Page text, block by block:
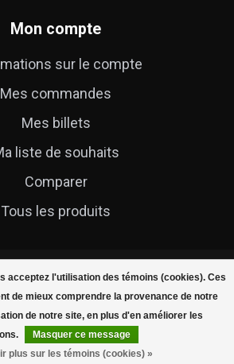
acceptez l'utilisation des témoins (cookies). Ces
de mieux comprendre la provenance de notre
de notre site, en plus d'en améliorer les
Masquer ce message
plus sur les témoins (cookies) »
Mon compte
sur le compte
Mes commandes
Mes billets
liste de souhaits
Comparer
Tous les produits
2026 Cycle Technique